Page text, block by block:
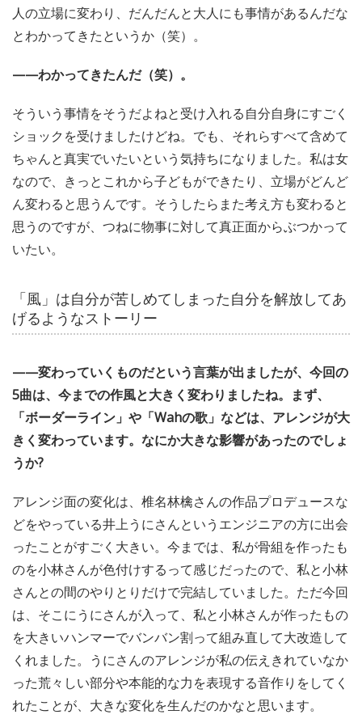
人の立場に変わり、だんだんと大人にも事情があるんだな
とわかってきたというか（笑）。
——わかってきたんだ（笑）。
そういう事情をそうだよねと受け入れる自分自身にすごく
ショックを受けましたけどね。でも、それらすべて含めて
ちゃんと真実でいたいという気持ちになりました。私は女
なので、きっとこれから子どもができたり、立場がどんど
ん変わると思うんです。そうしたらまた考え方も変わると
思うのですが、つねに物事に対して真正面からぶつかって
いたい。
「風」は自分が苦しめてしまった自分を解放してあ
げるようなストーリー
——変わっていくものだという言葉が出ましたが、今回の
5曲は、今までの作風と大きく変わりましたね。まず、
「ボーダーライン」や「Wahの歌」などは、アレンジが大
きく変わっています。なにか大きな影響があったのでしょ
うか?
アレンジ面の変化は、椎名林檎さんの作品プロデュースな
どをやっている井上うにさんというエンジニアの方に出会
ったことがすごく大きい。今までは、私が骨組を作ったも
のを小林さんが色付けするって感じだったので、私と小林
さんとの間のやりとりだけで完結していました。ただ今回
は、そこにうにさんが入って、私と小林さんが作ったもの
を大きいハンマーでバンバン割って組み直して大改造して
くれました。うにさんのアレンジが私の伝えきれていなか
った荒々しい部分や本能的な力を表現する音作りをしてく
れたことが、大きな変化を生んだのかなと思います。